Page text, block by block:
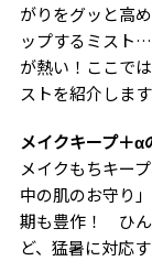
がりをグッと高
ップするミスト
が熱い！ここで
ストを紹介します
メイクキープ＋α
メイクもちキー
中の肌のお守り
期も豊作！ ひん
ど、猛暑に対応